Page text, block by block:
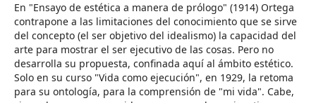
En "Ensayo de estética a manera de prólogo" (1914) Ortega
contrapone a las limitaciones del conocimiento que se sirve
del concepto (el ser objetivo del idealismo) la capacidad del
arte para mostrar el ser ejecutivo de las cosas. Pero no
desarrolla su propuesta, confinada aquí al ámbito estético.
Solo en su curso "Vida como ejecución", en 1929, la retoma
para su ontología, para la comprensión de "mi vida". Cabe,